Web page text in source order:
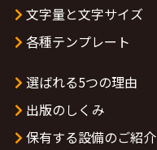
文字量と文字サイズ
各種テンプレート
選ばれる5つの理由
出版のしくみ
保有する設備のご紹介